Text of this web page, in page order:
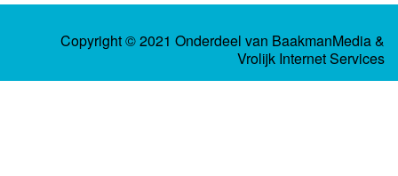
Copyright © 2021 Onderdeel van BaakmanMedia&
Vrolijk Internet Services